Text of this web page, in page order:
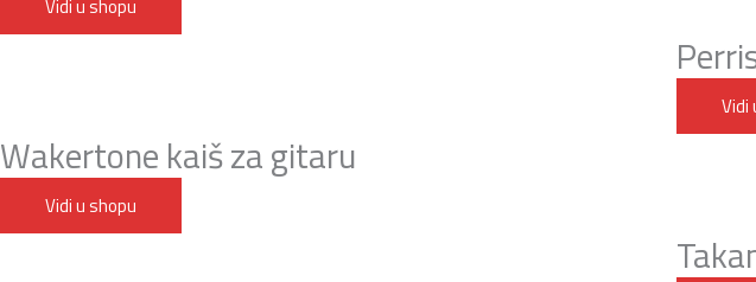
Vidi u shopu
Vidi
Wakertone kaiš za gitaru
Vidi u shopu